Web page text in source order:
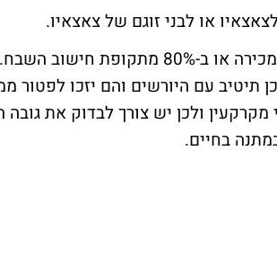
או לבני זוגם של צאצאיו.
המוריש חי בדירה בארבע השנים שקדמו למכירה או
תיטיב עם היורשים והם יזכו לפטור
ולכן יש צורך לבדוק את
בחיים.